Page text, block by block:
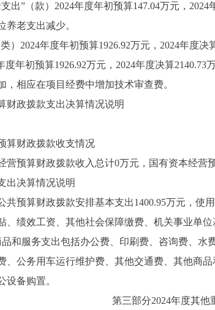
”（款）2024年度年初预算147.04万元，2024
养老支出减少。
2024年度年初预算1926.92万元，2024年度决
初预算1926.92万元，2024年度决算2140.73
，相应在项目经费中增加技术审查费。
政拨款支出决算情况说明
财政拨款收支情况
预算财政拨款收入总计0万元，国有资本经营预
决算情况说明
预算财政拨款安排基本支出1400.95万元，使
、绩效工资、其他社会保障缴费、机关事业单
和服务支出包括办公费、印刷费、咨询费、
、公务用车运行维护费、其他交通费、其他商
设备购置。
第三部分2024年度其他